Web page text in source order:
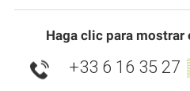
Haga clic para
+33 6 16 35 27